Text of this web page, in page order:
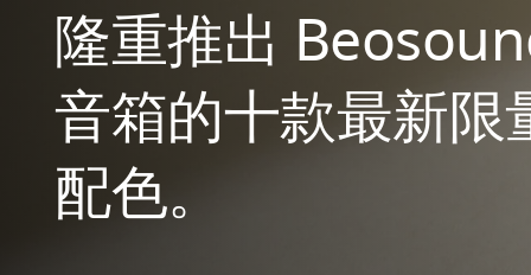
隆重推出
音箱的十款最新限
配色。